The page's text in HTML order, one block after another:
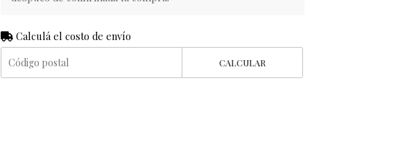
Calculá el costo de envío
CALCULAR